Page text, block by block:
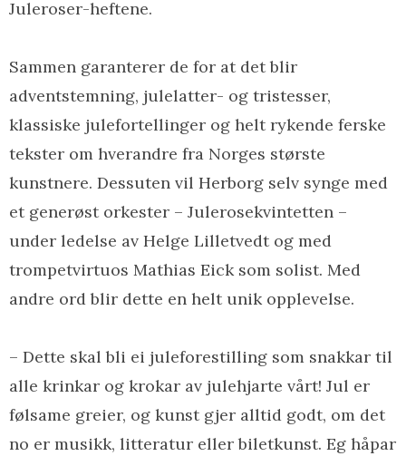
Juleroser-heftene.
Sammen garanterer de for at det blir
adventstemning, julelatter- og tristesser,
klassiske julefortellinger og helt rykende ferske
tekster om hverandre fra Norges største
kunstnere. Dessuten vil Herborg selv synge med
et generøst orkester – Julerosekvintetten –
under ledelse av Helge Lilletvedt og med
trompetvirtuos Mathias Eick som solist. Med
andre ord blir dette en helt unik opplevelse.
– Dette skal bli ei juleforestilling som snakkar til
alle krinkar og krokar av julehjarte vårt! Jul er
følsame greier, og kunst gjer alltid godt, om det
no er musikk, litteratur eller biletkunst. Eg håpar